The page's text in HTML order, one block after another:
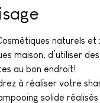
naturels
maison, d’utiliser
au bon endroit!
à réaliser votre
solide